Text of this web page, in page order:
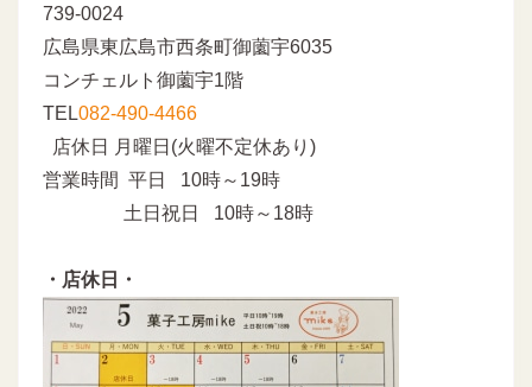
739-0024
広島県東広島市西条町御薗宇6035
コンチェルト御薗宇1階
TEL082-490-4466
店休日 月曜日(火曜不定休あり)
営業時間 平日 10時～19時
土日祝日 10時～18時
・店休日・